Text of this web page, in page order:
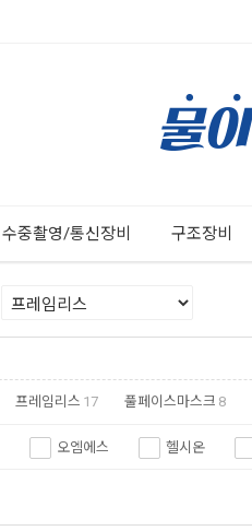
수중촬영/통신장비 구조장비
프레임리스 17 풀페이스마스크 8
오엠에스 헬시온